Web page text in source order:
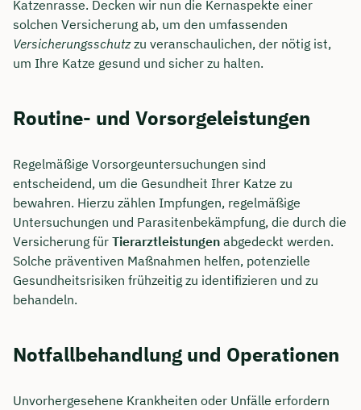
Katzenrasse. Decken wir nun die Kernaspekte einer
solchen Versicherung ab, um den umfassenden
Versicherungsschutzzu veranschaulichen, der nötig ist,
um Ihre Katze gesund und sicher zu halten.
Routine- und Vorsorgeleistungen
Regelmäßige Vorsorgeuntersuchungen sind
entscheidend, um die Gesundheit Ihrer Katze zu
bewahren. Hierzu zählen Impfungen, regelmäßige
Untersuchungen und Parasitenbekämpfung, die durch die
Versicherung für Tierarztleistungen abgedeckt werden.
Solche präventiven Maßnahmen helfen, potenzielle
Gesundheitsrisiken frühzeitig zu identifizieren und zu
behandeln.
Notfallbehandlung und Operationen
Unvorhergesehene Krankheiten oder Unfälle erfordern